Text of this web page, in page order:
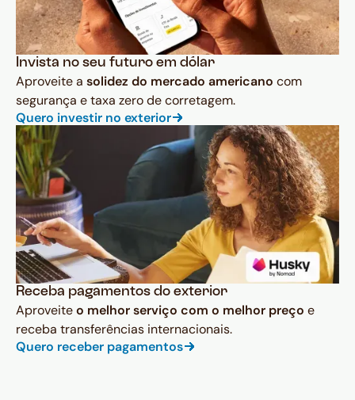
Invista no seu futuro em dólar
Aproveite a solidez do mercado americano com
segurança e taxa zero de corretagem.
Quero investir no exterior
Receba pagamentos do exterior
Aproveiteo melhor serviço com o melhor preço e
receba transferências internacionais.
Quero receber pagamentos